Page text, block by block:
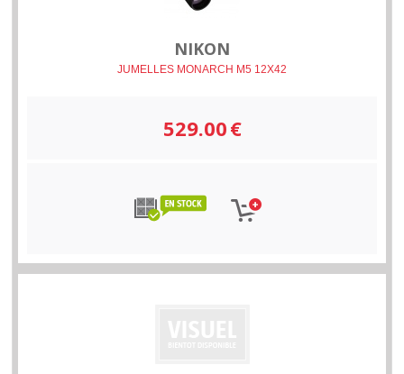
NIKON
JUMELLES MONARCH M5 12X42
529.00€